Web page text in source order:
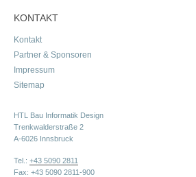
KONTAKT
Kontakt
Partner & Sponsoren
Impressum
Sitemap
HTL Bau Informatik Design
Trenkwalderstraße 2
A-6026 Innsbruck
Tel.: +43 5090 2811
Fax: +43 5090 2811-900